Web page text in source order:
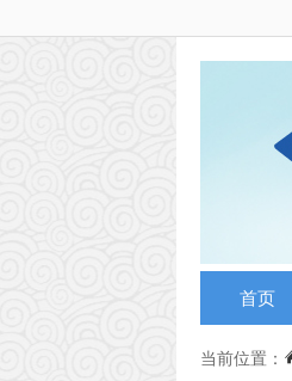
首页
当前位置：